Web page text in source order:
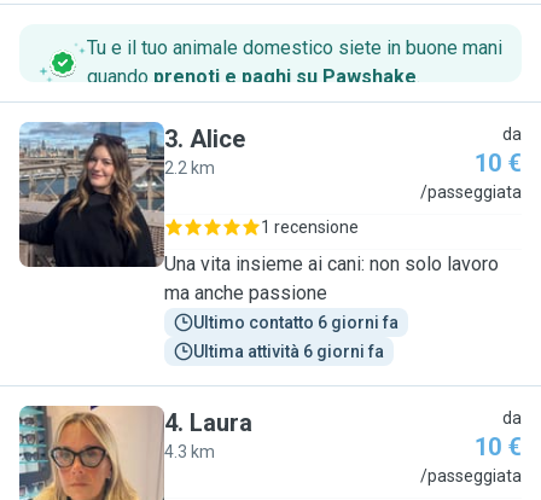
Tu e il tuo animale domestico siete in buone mani
quando prenoti e paghi su Pawshake.
A
3. Alice
2.2 km
da
10 €
/passeggiata
1 recensione
Una vita insieme ai cani: non solo lavoro
ma anche passione
Ultimo contatto 6 giorni fa
Ultima attività 6 giorni fa
L
4. Laura
4.3 km
da
10 €
/passeggiata